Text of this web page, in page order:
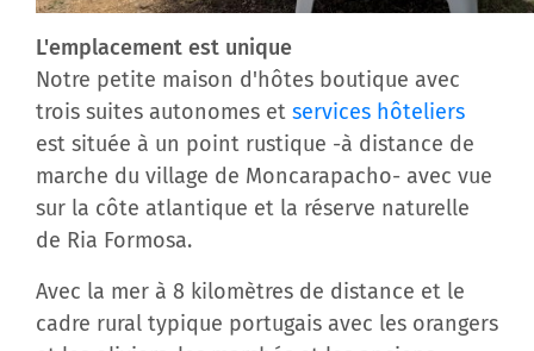
L'emplacement est unique
Notre petite maison d'hôtes boutique avec
trois suites autonomes et services hôteliers
est située à un point rustique -à distance de
marche du village de Moncarapacho- avec vue
sur la côte atlantique et la réserve naturelle
de Ria Formosa.
Avec la mer à 8 kilomètres de distance et le
cadre rural typique portugais avec les orangers